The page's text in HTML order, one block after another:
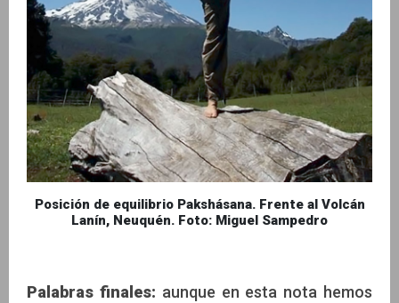
Posición de equilibrio Pakshásana. Frente al Volcán
Lanín, Neuquén. Foto: Miguel Sampedro
Palabras finales: aunque en esta nota hemos